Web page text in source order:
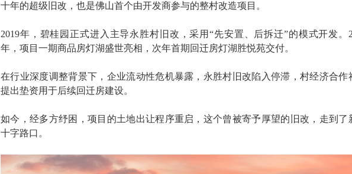
十年的超级旧改，也是佛山首个由开发商参与的整村改造项目。
2019年，碧桂园正式进入主导永胜村旧改，采用“先安置、后拆迁”的模式开发。
年，项目一期商品房灯湖盛世亮相，次年首期回迁房灯湖胜悦苑交付。
在行业深度调整背景下，企业流动性危机暴露，永胜村旧改陷入停滞，村经济合作
提出垫资用于后续回迁房建设。
如今，经多方纾困，项目的土地出让程序重启，这个曾被寄予厚望的旧改，走到了
十字路口。